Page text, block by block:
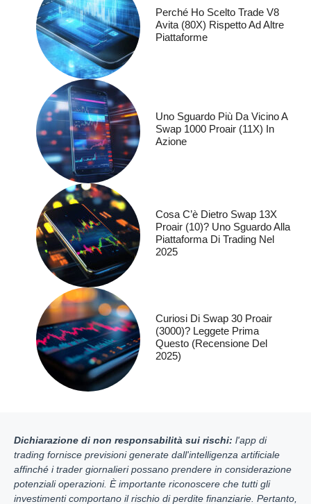
Perché Ho Scelto Trade V8
Avita (80X) Rispetto Ad Altre
Piattaforme
Uno Sguardo Più Da Vicino A
Swap 1000 Proair (11X) In
Azione
Cosa C’è Dietro Swap 13X
Proair (10)? Uno Sguardo Alla
Piattaforma Di Trading Nel
2025
Curiosi Di Swap 30 Proair
(3000)? Leggete Prima
Questo (recensione Del
2025)
Dichiarazione di non responsabilità sui rischi: l'app di
trading fornisce previsioni generate dall'intelligenza artificiale
affinché i trader giornalieri possano prendere in considerazione
potenziali operazioni. È importante riconoscere che tutti gli
investimenti comportano il rischio di perdite finanziarie. Pertanto,